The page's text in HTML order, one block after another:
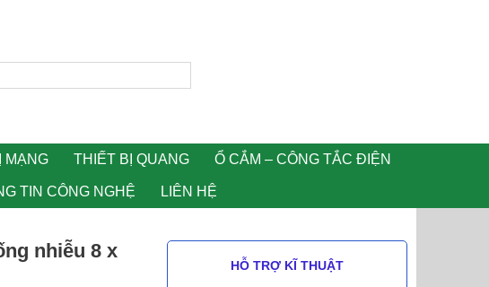
MẠNG THIẾT BỊ QUANG Ổ CẮM – CÔNG TẮC ĐIỆN
TIN CÔNG NGHỆ LIÊN HỆ
nhiễu 8 x
HỖ TRỢ KĨ THUẬT